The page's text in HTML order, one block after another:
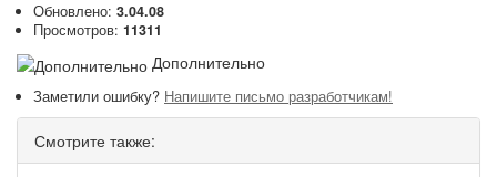
Обновлено: 3.04.08
Просмотров: 11311
Дополнительно
Заметили ошибку? Напишите письмо разработчикам!
Смотрите также: